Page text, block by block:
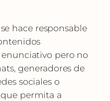
hace responsable
pero no
generadores de
sociales o
permita a